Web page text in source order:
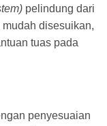
pelindung dari
disesuikan,
tuas pada
penyesuaian